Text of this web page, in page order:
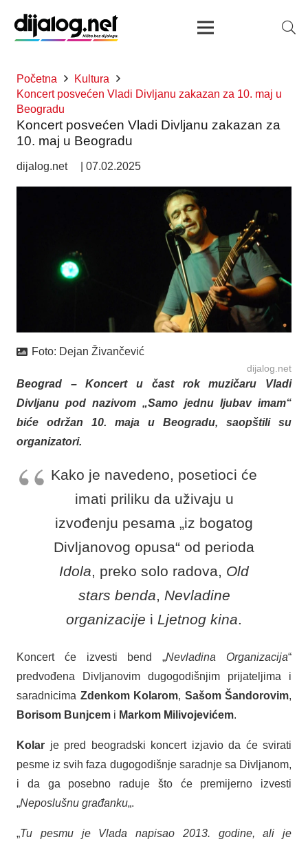
Početna
Kultura
Koncert posvećen Vladi Divljanu zakazan za 10. maj u
Beogradu
Koncert posvećen Vladi Divljanu zakazan za
10. maj u Beogradu
dijalog.net |07.02.2025
Foto: Dejan Živančević
dijalog.net
Beograd – Koncert u čast rok muzičaru Vladi
Divljanu pod nazivom „Samo jednu ljubav imam“
biće održan 10. maja u Beogradu, saopštili su
organizatori.
Kako je navedeno, posetioci će
imati priliku da uživaju u
izvođenju pesama „iz bogatog
Divljanovog opusa“ od perioda
Idola, preko solo radova, Old
stars benda, Nevladine
organizacije i Ljetnog kina.
Koncert će izvesti bend „Nevladina Organizacija“
predvođena Divljanovim dugogodišnjim prijateljima i
saradnicima Zdenkom Kolarom, Sašom Šandorovim,
Borisom Bunjcem i Markom Milivojevićem.
Kolar je pred beogradski koncert izjavio da će svirati
pesme iz svih faza dugogodišnje saradnje sa Divljanom,
i da ga posebno raduje što će premijerno izvesti
„Neposlušnu građanku„.
„Tu pesmu je Vlada napisao 2013. godine, ali je